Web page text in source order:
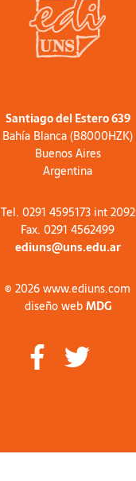
Santiago del Estero 639
Bahía Blanca (B8000HZK)
Buenos Aires
Argentina
Tel. 0291 4595173 int 2092
Fax. 0291 4562499
ediuns@uns.edu.ar
© 2026 www.ediuns.com
diseño webMDG